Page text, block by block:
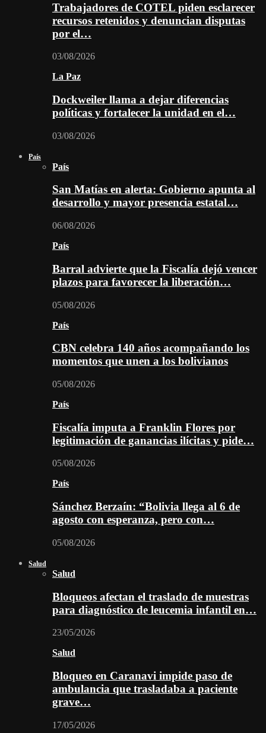
Trabajadores de COTEL piden esclarecer
recursos retenidos y denuncian disputas
por el…
03/08/2026
La Paz
Dockweiler llama a dejar diferencias
políticas y fortalecer la unidad en el…
03/08/2026
País
País
San Matías en alerta: Gobierno apunta al
desarrollo y mayor presencia estatal…
06/08/2026
País
Barral advierte que la Fiscalía dejó vencer
plazos para favorecer la liberación…
05/08/2026
País
CBN celebra 140 años acompañando los
momentos que unen a los bolivianos
05/08/2026
País
Fiscalía imputa a Franklin Flores por
legitimación de ganancias ilícitas y pide…
05/08/2026
País
Sánchez Berzaín: “Bolivia llega al 6 de
agosto con esperanza, pero con…
05/08/2026
Salud
Salud
Bloqueos afectan el traslado de muestras
para diagnóstico de leucemia infantil en…
23/05/2026
Salud
Bloqueo en Caranavi impide paso de
ambulancia que trasladaba a paciente
grave…
17/05/2026